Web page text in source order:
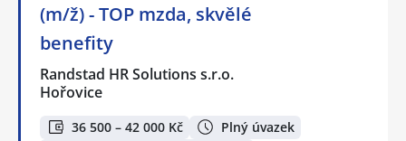
(m/ž) - TOP mzda, skvělé
benefity
Randstad HR Solutions s.r.o.
Hořovice
36 500 – 42 000 Kč
Plný úvazek